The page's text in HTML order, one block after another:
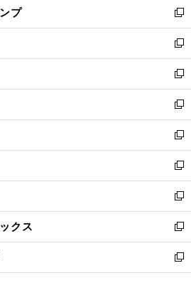
く
ド
ウ
で
開
く
ィ
ン
ド
ウ
で
開
く
い
ウ
ィ
ン
ド
ウ
で
開
く
プ
新
し
い
ウ
ィ
ン
ド
ウ
で
開
く
新
し
い
ウ
ィ
ン
ド
ウ
で
開
く
新
し
い
ウ
ィ
ン
ド
ウ
で
開
く
新
し
い
ウ
ィ
ン
ド
ウ
で
開
く
新
し
い
ウ
ィ
ン
ド
ウ
で
開
新
し
い
ウ
ィ
ン
ド
ウ
新
し
い
ウ
ィ
ン
クス
新
し
い
ウ
新
し